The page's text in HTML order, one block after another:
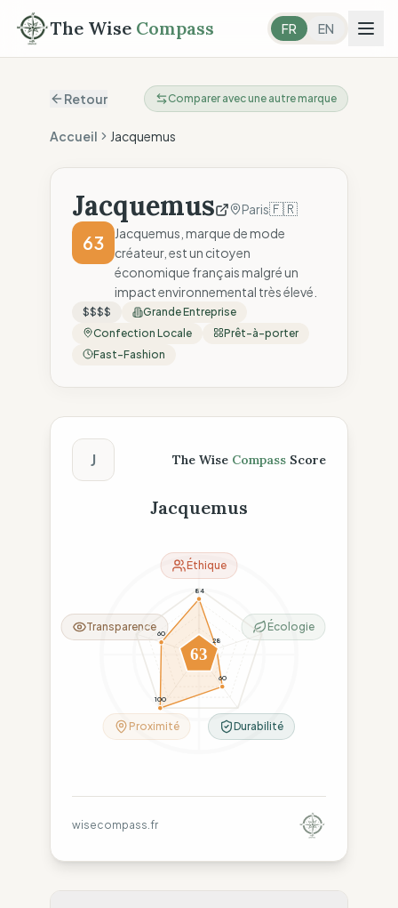
The Wise Compass FR EN
Retour Comparer avec une autre marque
Accueil Jacquemus
Jacquemus Paris🇫🇷
63
Jacquemus, marque de mode
créateur, est un citoyen
économique français malgré un
impact environnemental très élevé.
$$$$
Grande Entreprise
Confection Locale
Prêt-à-porter
Fast-Fashion
Score The Wise Compass
J The Wise Compass Score
Jacquemus
84
28
60
100
60
63
Éthique
Écologie
Durabilité
Proximité
Transparence
wisecompass.fr